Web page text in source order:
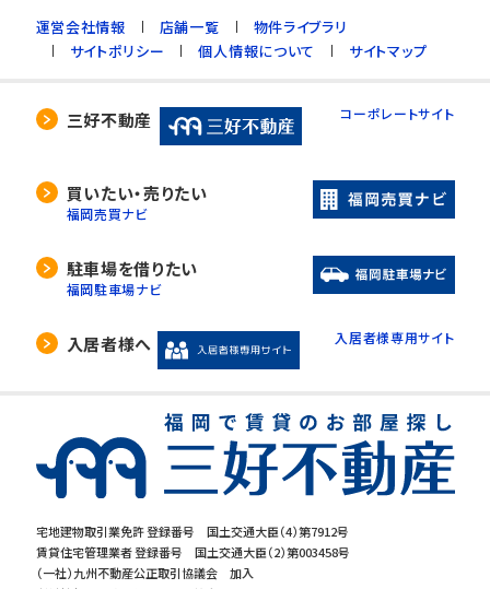
宅地建物取引業免許 登録番号 国土交通大臣（4）第7912号
賃貸住宅管理業者 登録番号 国土交通大臣（2）第003458号
（一社）九州不動産公正取引協議会 加入
運営会社情報 店舗一覧
物件ライブラリ
サイトポリシー
個人情報について サイトマップ
三好不動産 コーポレートサイト
買いたい・売りたい
福岡売買ナビ
駐車場を借りたい
福岡駐車場ナビ
入居者様へ 入居者様専用サイト